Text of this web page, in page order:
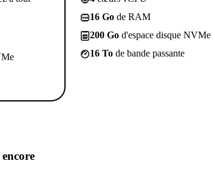
16 Go de RAM
200 Go d'espace disque NVMe
16 To de bande passante